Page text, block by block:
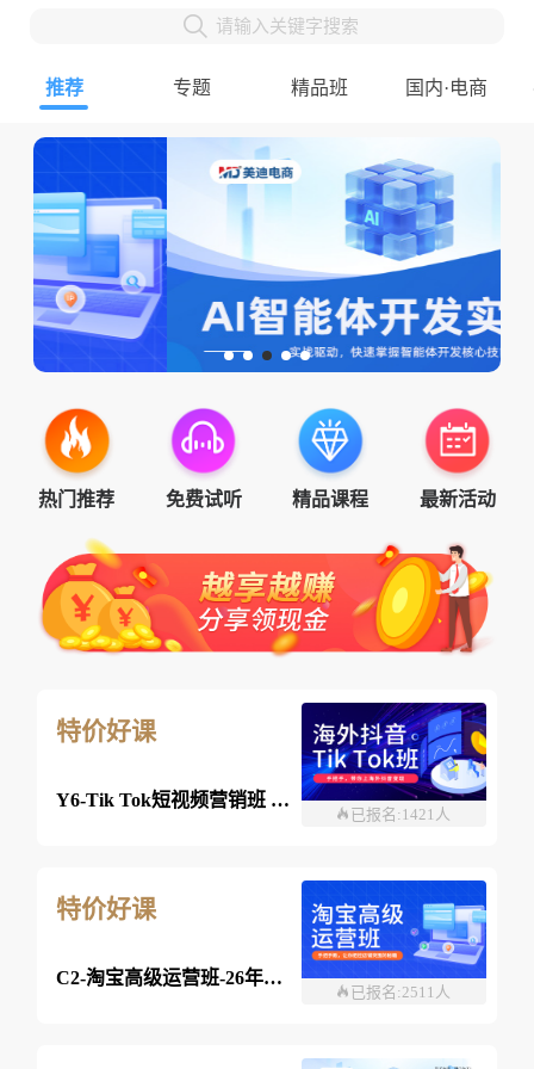
请输入关键字搜索
推荐 专题 精品班 国内·电商
热门推荐 免费试听 精品课程 最新活动
特价好课
Y6-Tik Tok短视频营销班 2026年8月03日 （线上）
已报名:1421人
特价好课
C2-淘宝高级运营班-26年8月03日（双师）
已报名:2511人